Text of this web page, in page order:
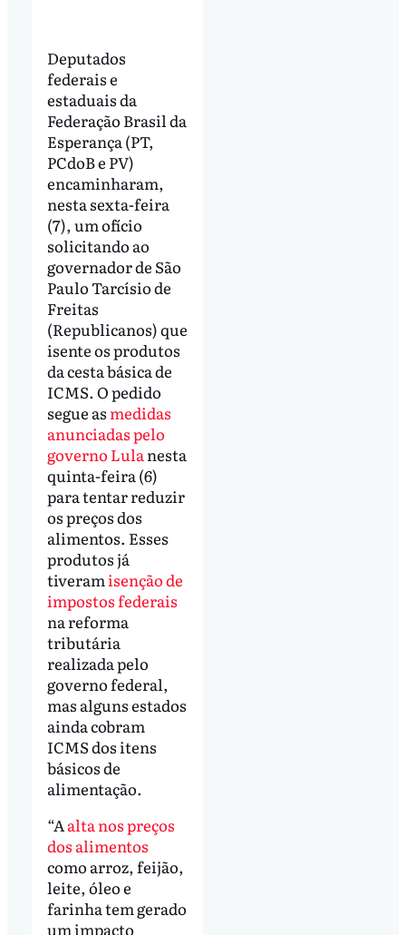
Deputados
federais e
estaduais da
Federação Brasil da
Esperança (PT,
PCdoB e PV)
encaminharam,
nesta sexta-feira
(7), um ofício
solicitando ao
governador de São
Paulo Tarcísio de
Freitas
(Republicanos) que
isente os produtos
da cesta básica de
ICMS. O pedido
segue as medidas
anunciadas pelo
governo Lulanesta
quinta-feira (6)
para tentar reduzir
os preços dos
alimentos. Esses
produtos já
tiveramisenção de
impostos federais
na reforma
tributária
realizada pelo
governo federal,
mas alguns estados
ainda cobram
ICMS dos itens
básicos de
alimentação.
“Aalta nos preços
dos alimentos
como arroz, feijão,
leite, óleo e
farinha tem gerado
um impacto